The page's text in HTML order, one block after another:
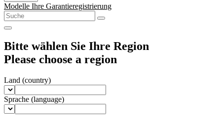
Modelle Ihre Garantieregistrierung
Bitte wählen Sie Ihre Region
Please choose a region
Land (country)
Sprache (language)